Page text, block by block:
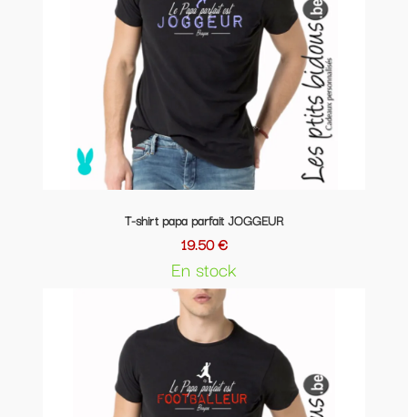
T-shirt papa parfait JOGGEUR
19.50 €
En stock